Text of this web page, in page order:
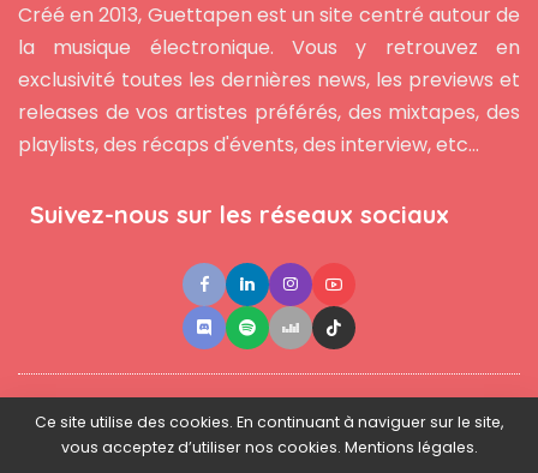
Créé en 2013, Guettapen est un site centré autour de
la musique électronique. Vous y retrouvez en
exclusivité toutes les dernières news, les previews et
releases de vos artistes préférés, des mixtapes, des
playlists, des récaps d'évents, des interview, etc...
Suivez-nous sur les réseaux sociaux
Contact ●Newsletter ● L'équipe ● Mentions légales
Ce site utilise des cookies. En continuant à naviguer sur le site,
vous acceptez d’utiliser nos cookies. Mentions légales.